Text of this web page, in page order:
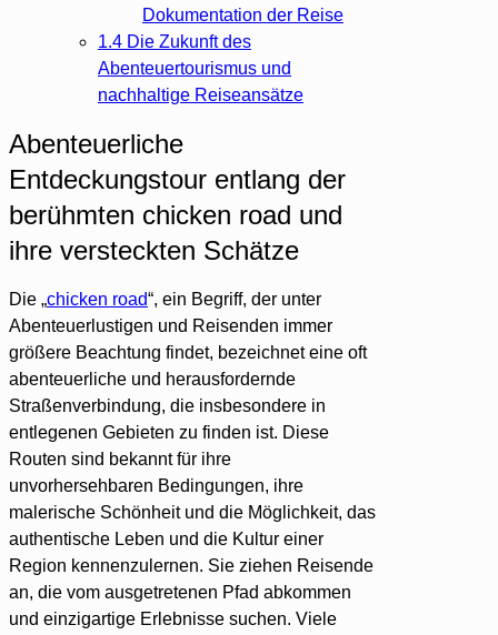
Dokumentation der Reise
1.4 Die Zukunft des
Abenteuertourismus und
nachhaltige Reiseansätze
Abenteuerliche
Entdeckungstour entlang der
berühmten chicken road und
ihre versteckten Schätze
Die „chicken road“, ein Begriff, der unter
Abenteuerlustigen und Reisenden immer
größere Beachtung findet, bezeichnet eine oft
abenteuerliche und herausfordernde
Straßenverbindung, die insbesondere in
entlegenen Gebieten zu finden ist. Diese
Routen sind bekannt für ihre
unvorhersehbaren Bedingungen, ihre
malerische Schönheit und die Möglichkeit, das
authentische Leben und die Kultur einer
Region kennenzulernen. Sie ziehen Reisende
an, die vom ausgetretenen Pfad abkommen
und einzigartige Erlebnisse suchen. Viele